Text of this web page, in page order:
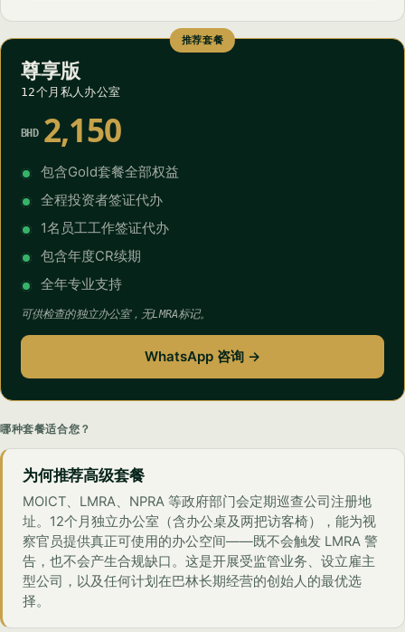
推荐套餐
尊享版
12个月私人办公室
BHD 2,150
包含Gold套餐全部权益
全程投资者签证代办
1名员工工作签证代办
包含年度CR续期
全年专业支持
可供检查的独立办公室，无LMRA标记。
WhatsApp 咨询 →
哪种套餐适合您？
为何推荐高级套餐
MOICT、LMRA、NPRA 等政府部门会定期巡查公司注册地
址。12个月独立办公室（含办公桌及两把访客椅），能为视
察官员提供真正可使用的办公空间——既不会触发 LMRA 警
告，也不会产生合规缺口。这是开展受监管业务、设立雇主
型公司，以及任何计划在巴林长期经营的创始人的最优选
择。